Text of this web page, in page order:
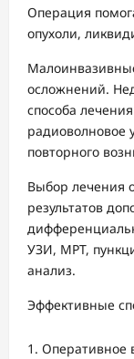
Операция
опухоли,
осложнений.
способа
радиоволновое
повторного
Выбор лечения
результатов
УЗИ, МРТ,
анализ.
Эффективные
Оперативное